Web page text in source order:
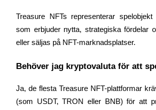
Treasure NFTs representerar
som erbjuder nytta, strategiska fördelar
eller säljas på NFT-marknadsplatser.
Behöver jag kryptovaluta för att
Ja, de flesta Treasure NFT-plattformar
(som USDT, TRON eller BNB) för att